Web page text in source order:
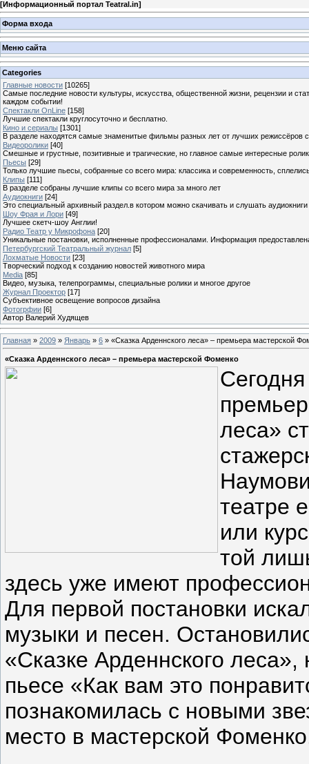
[Информационный портал Teatral.in]
Форма входа
Меню сайта
Categories
Главные новости [10265]
Самые последние новости культуры, искусства, общественной жизни, рецензии и
каждом событии!
Спектакли OnLine [158]
Лучшие спектакли круглосуточно и бесплатно.
Кино и сериалы [1301]
В разделе находятся самые знаменитые фильмы разных лет от лучших режиссёров
Видеоролики [40]
Смешные и грустные, позитивные и трагические, но главное самые интересные
Пьесы [29]
Только лучшие пьесы, собранные со всего мира: классика и современность,
Клипы [111]
В разделе собраны лучшие клипы со всего мира за много лет
Аудиокниги [24]
Это специальный архивный раздел.в котором можно скачивать и слушать
Шоу Фрая и Лори [49]
Лучшее скетч-шоу Англии!
Радио Театр у Микрофона [20]
Уникальные постановки, исполненные профессионалами. Информация
Петербургский Театральный журнал [5]
Лохматые Новости [23]
Творческий подход к созданию новостей животного мира
Media [85]
Видео, музыка, телепрограммы, специальные ролики и многое другое
Журнал Проектор [17]
Субъективное освещение вопросов дизайна
Фотогрфии [6]
Автор Валерий Худящев
Главная » 2009 » Январь » 6 » «Сказка Арденнского леса» – премьера мастерской
«Сказка Арденнского леса» – премьера мастерской Фоменко
леса»
театре
или
той
здесь уже имеют
Для первой постановки
музыки и песен.
«Сказке Арденнского
пьесе «Как вам это
познакомилась с новыми
место в мастерской